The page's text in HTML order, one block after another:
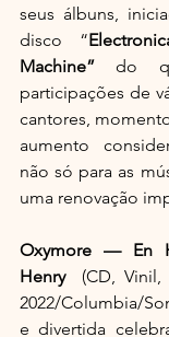
seus álbuns,
disco “
Machine” do
participações de
cantores,
aumento
não só para as
uma renovação
Oxymore — En
Henry
(CD,
2022/Columbia/